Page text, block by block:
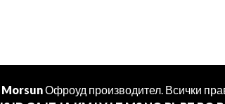
MorsunОфроуд производител. Всички